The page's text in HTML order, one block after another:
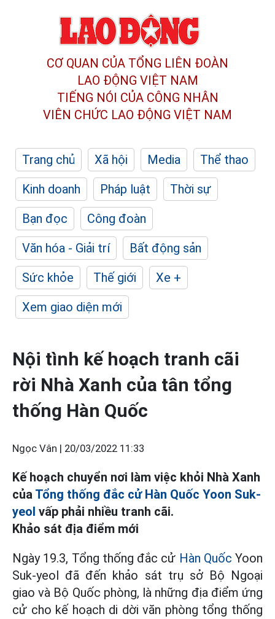
CƠ QUAN CỦA TỔNG LIÊN ĐOÀN
LAO ĐỘNG VIỆT NAM
TIẾNG NÓI CỦA CÔNG NHÂN
VIÊN CHỨC LAO ĐỘNG VIỆT NAM
Trang chủ Xã hội Media
Thể thao
Kinh doanh
Pháp luật
Thời sự
Bạn đọc
Công đoàn
Văn hóa - Giải trí
Bất động sản
Sức khỏe
Thế giới
Xe +
Xem giao diện mới
Nội tình kế hoạch tranh cãi
rời Nhà Xanh của tân tổng
thống Hàn Quốc
Ngọc Vân | 20/03/2022 11:33
Kế hoạch chuyển nơi làm việc khỏi Nhà Xanh
của Tổng thống đắc cử Hàn Quốc Yoon Suk-
yeol vấp phải nhiều tranh cãi.
Khảo sát địa điểm mới
Ngày 19.3, Tổng thống đắc cử Hàn Quốc Yoon
Suk-yeol đã đến khảo sát trụ sở Bộ Ngoại
giao và Bộ Quốc phòng, là những địa điểm ứng
cử cho kế hoạch di dời văn phòng tổng thống